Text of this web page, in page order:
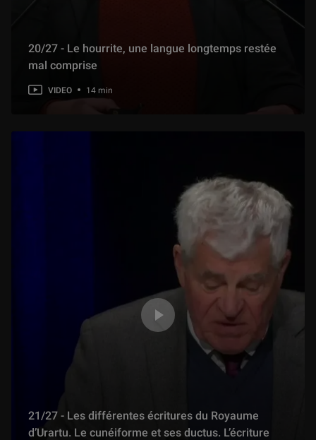
20/27 - Le hourrite, une langue longtemps restée
mal comprise
VIDEO 14 min
21/27 - Les différentes écritures du Royaume
d’Urartu. Le cunéiforme et ses ductus. L’écriture